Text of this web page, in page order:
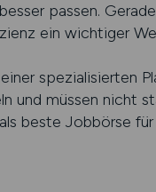
passen.
ein wichtiger
spezialisierten
und müssen nicht
beste Jobbörse